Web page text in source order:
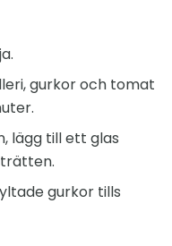
gurkor och tomat
lägg till ett glas
gurkor tills